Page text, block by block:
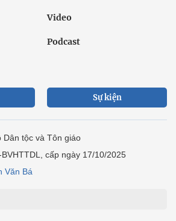
Video
Podcast
Sự kiện
Dân tộc và Tôn giáo
cấp ngày 17/10/2025
Văn Bá